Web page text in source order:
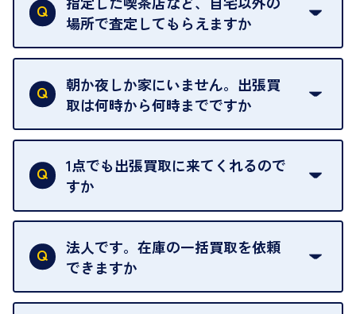
場所で査定してもらえますか
ご自宅以外での査定はお引き受けできません。ご指
定のお店や、ほかのお客様への迷惑となることが考
えられるためです。
朝か夜しか家にいません。出張買
取は何時から何時までですか
ご訪問可能時間は、10時から19時です。
ただし、お品物の種類や量によっては対応させてい
ただくことがあります。
1点でも出張買取に来てくれるので
すか
はい。1点でもお伺いします。
法人です。在庫の一括買取を依頼
できますか
はい。喜んで承ります。出張買取をご利用くださ